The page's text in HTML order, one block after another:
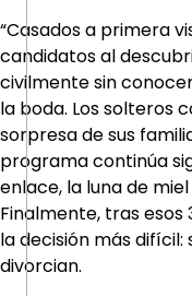
“Casados a primera
candidatos al
civilmente sin
la boda. Los solteros
sorpresa de sus
programa continúa
enlace, la luna de
Finalmente, tras
la decisión más difícil:
divorcian.